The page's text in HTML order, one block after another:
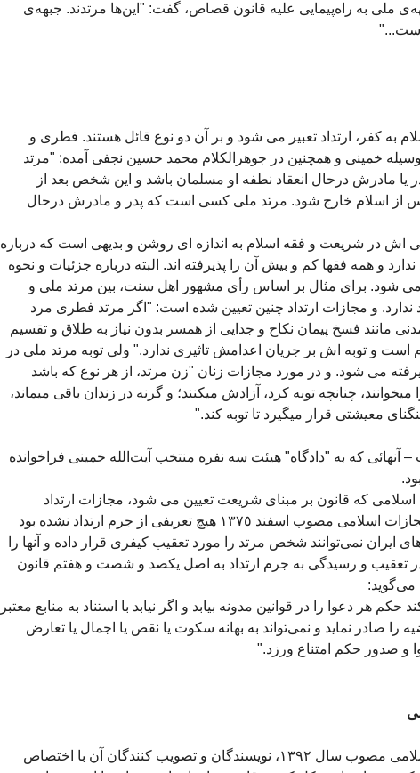
جبهه‌ی ملی به راه‌پیمایی علیه قانون قصاص، گفت: "این‌ها مرتدند. جبهه‌ی
است..."
به کفر، ارتداد تعبیر می شود و بر آن دو نوع قائل هستند. فطری و
خمینی و همچنین در جوهرالکلام محمد حسین نجفی آمده: "مرتد
مادرش درحال انعقاد نطفه او مسلمان باشد و این شخص بعد از
از اسلام خارج شود. مرتد ملی کسی است که پدر و مادرش درحال
اش در شریعت و فقه اسلام به اندازه‏ ای روشن و بدیهی است که درباره
و همه فقها کم و بیش آن را پذیرفته‏ اند. البته درباره جزئیات و نحوه
می‏ شود. برای مثال بر اساس رأی مشهور اهل سنت، بین مرتد ملی و
و مجازات ارتداد چنین تعیین شده است: "اگر مرتد فطری مرد
مانند فسخ پیمان نکاح و جدایی از همسر بدون نیاز به طلاق و تقسیم
است و توبه اش بر جریان اعدامش تاثیری ندارد." ولی توبه مرتد ملی در
می شود. و در مورد مجازات زنان "زن مرتد، از هر نوع که باشد
چنانچه توبه کرد، آزادش می‏کنند؛ و گرنه در زندان باقی میماند،
معیشتی قرار میگیرد تا توبه کند."
حکم زنان چپ – آنهائی که به "دادگاه" هیئت سه نفره منتخب آیت‌الله خمینی فراخوانده
که قانون بر مبنای شریعت تعیین می شود، مجازات ارتداد
رسمیت دارد. گرچه در قانون مجازات اسلامی مصوب اسفند ١٣٧٥ هیچ تعریفی از جرم ارتداد نشده بود
ایران نمی‌توانند شخص مرتد را مورد تعقیب کیفری قرار داده و آنها را
در تعقیب و رسیدگی به جرم ارتداد به اصل یکصد و شصت و هفتم قانون
می‌گوید:
دعوا را در قوانین مدونه بیابد و اگر نیابد با استناد به منابع معتبر
را صادر نماید و نمی‌تواند به بهانه سکوت یا نقص یا اجمال یا تعارض
و صدور حکم امتناع ورزد."
در لایحه جدید قانون مجازات اسلامی مصوب سال ۱٣۹۲، نویسندگان و تصویب کنندگان آن با اختصاص